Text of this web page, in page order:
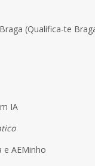
(Qualifica-te
IA
e AEMinho